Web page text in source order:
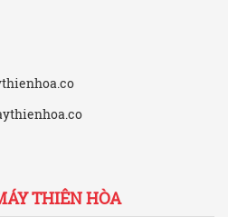
THIÊN HÒA